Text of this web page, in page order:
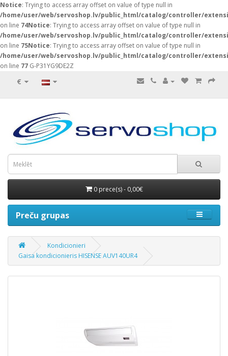
Notice: Trying to access array offset on value of type null in
/home/user/web/servoshop.lv/public_html/catalog/controller/
on line 74Notice: Trying to access array offset on value of type null in
/home/user/web/servoshop.lv/public_html/catalog/controller/
on line 75Notice: Trying to access array offset on value of type null in
/home/user/web/servoshop.lv/public_html/catalog/controller/
on line 77 G-P31YG9DE2Z
€
0 prece(s) - 0,00€
Preču grupas
Kondicionieri
Gaisa kondicionieris HISENSE AUV140UR4